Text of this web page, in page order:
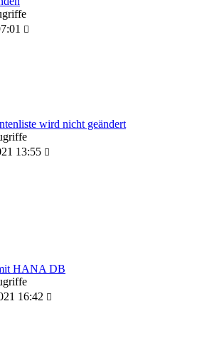
wird nicht geändert
13:55
HANA DB
16:42